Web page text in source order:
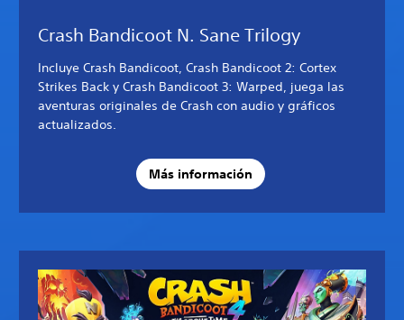
Crash Bandicoot N. Sane Trilogy
Incluye Crash Bandicoot, Crash Bandicoot 2: Cortex
Strikes Back y Crash Bandicoot 3: Warped, juega las
aventuras originales de Crash con audio y gráficos
actualizados.
Más información